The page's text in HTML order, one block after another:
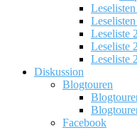
Leseliste
Leseliste
Leseliste
Diskussion
Blogtouren
Facebook